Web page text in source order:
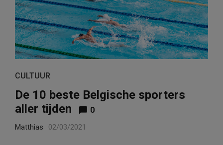
CULTUUR
De 10 beste Belgische sporters
aller tijden
0
Matthias 02/03/2021